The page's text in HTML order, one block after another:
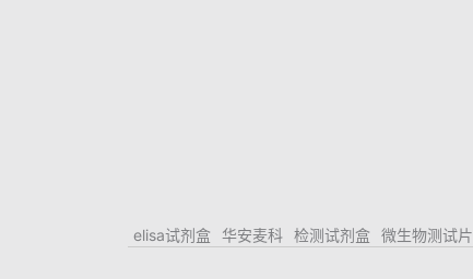
elisa试剂盒 华安麦科 检测试剂盒 微生物测试片